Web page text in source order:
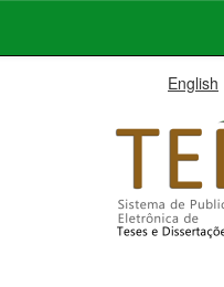
English